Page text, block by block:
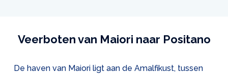
Veerboten van Maiori naar Positano
De haven van Maiori ligt aan de Amalfikust, tussen